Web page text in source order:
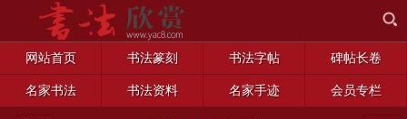
网站首页 书法篆刻 书法字帖 碑帖长卷
名家书法 书法资料 名家手迹 会员专栏